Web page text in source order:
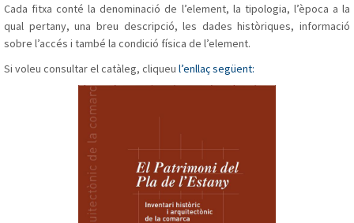
Cada fitxa conté la denominació de l’element, la tipologia, l’època a la
qual pertany, una breu descripció, les dades històriques, informació
sobre l’accés i també la condició física de l’element.
Si voleu consultar el catàleg, cliqueu l’enllaç següent: